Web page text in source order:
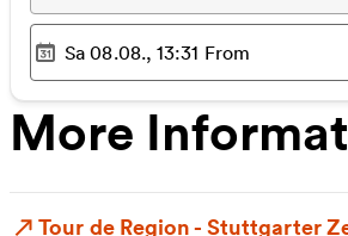
Selected time
Sa 08.08., 13:31 From
More
Tour de Region - Stuttgarter